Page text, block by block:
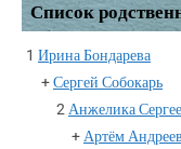
Список
1 Ирина Бондарева
+Сергей Собокарь
2 Анжелика
+ Артём